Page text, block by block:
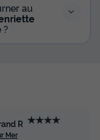
au
?
R ★★★★
Mer